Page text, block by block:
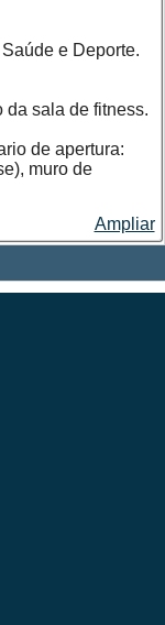
e Deporte.
sala de fitness.
de apertura:
muro de
puntuais noAmpliar